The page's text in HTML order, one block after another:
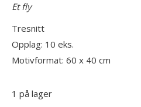
Et fly
Tresnitt
Opplag: 10 eks.
Motivformat: 60 x 40 cm
1 på lager